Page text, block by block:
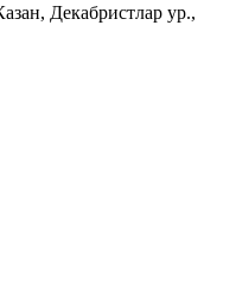
Декабристлар ур.,